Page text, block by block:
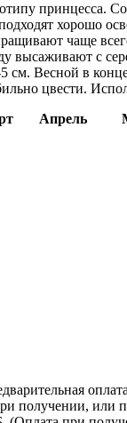
хорошо
чаще
высаживают с
Весной в
цвести.
Апрель
получении, или